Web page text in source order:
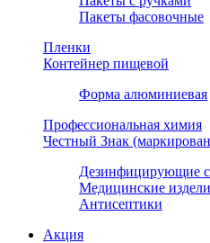
Пакеты фасовочные
Пленки
Контейнер пищевой
Форма алюминиевая
Профессиональная химия
Честный Знак
Дезинфицирующие
Медицинские
Антисептики
Акция